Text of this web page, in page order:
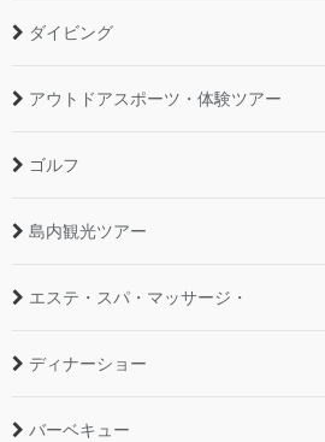
ダイビング
アウトドアスポーツ・体験ツアー
ゴルフ
島内観光ツアー
エステ・スパ・マッサージ・
ディナーショー
バーベキュー